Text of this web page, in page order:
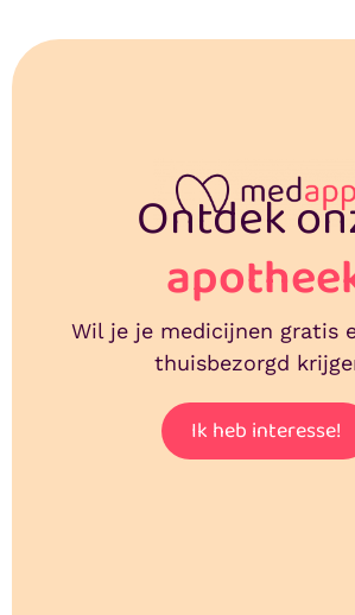
Ontdek
Wil je je medicijnen gratis
thuisbezorgd
Ik heb interesse!